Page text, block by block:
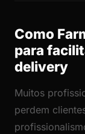
Como
para
delivery
Muitos
perdem